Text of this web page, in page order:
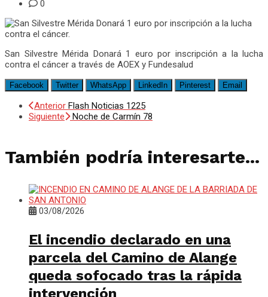
0
San Silvestre Mérida Donará 1 euro por inscripción a la lucha
contra el cáncer a través de AOEX y Fundesalud
Facebook Twitter WhatsApp LinkedIn Pinterest Email
Anterior Flash Noticias 1225
Siguiente
Noche de Carmín 78
También podría interesarte...
03/08/2026
El incendio declarado en una
parcela del Camino de Alange
queda sofocado tras la rápida
intervención